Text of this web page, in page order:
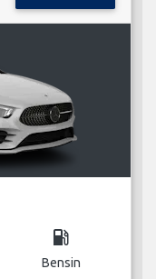
local_gas_station
Bensin